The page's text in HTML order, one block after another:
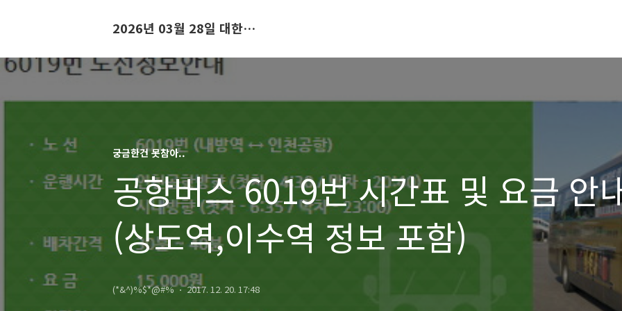
2026년 03월 28일 대한민국 코트디부아르 중계
궁금한건 못참아..
공항버스 6019번 시간표 및 요금 안
(상도역,이수역 정보 포함)
(*&^)%$*@#% 2017. 12. 20. 17:48